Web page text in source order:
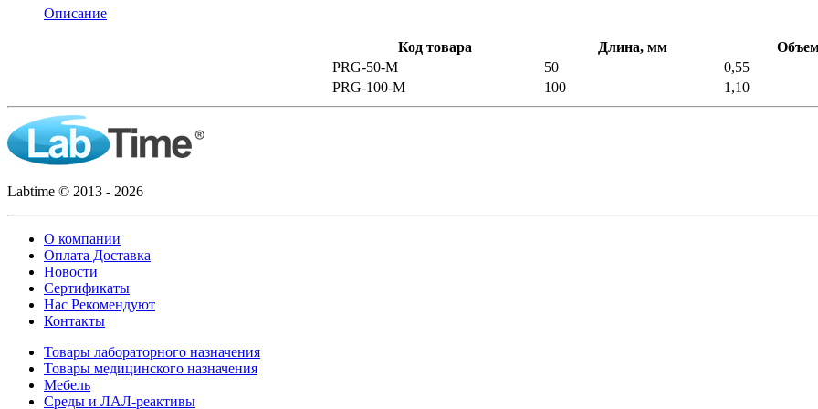
Описание
Код товара Длина, мм
PRG-50-M
50
0,55
PRG-100-M
100 1,10
Labtime © 2013 - 2026
О компании
Оплата Доставка
Новости
Сертификаты
Нас Рекомендуют
Контакты
Товары лабораторного назначения
Товары медицинского назначения
Мебель
Среды и ЛАЛ-реактивы